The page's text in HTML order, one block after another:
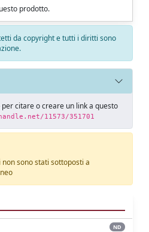
prodotto.
da copyright e tutti i diritti sono
citare o creare un link a questo
11573/351701
sono stati sottoposti a
ND